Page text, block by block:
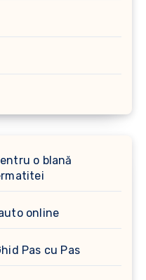
o blană
online
Pas cu Pas